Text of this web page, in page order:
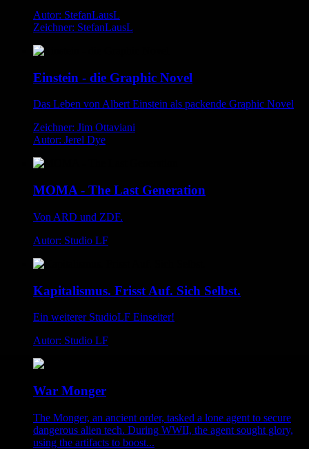
Autor: StefanLausL
Zeichner: StefanLausL
Einstein - die Graphic Novel
Das Leben von Albert Einstein als packende Graphic Novel
Zeichner: Jim Ottaviani
Autor: Jerel Dye
MOMA - The Last Generation
Von ARD und ZDF.
Autor: Studio LF
Kapitalismus. Frisst Auf. Sich Selbst.
Ein weiterer StudioLF Einseiter!
Autor: Studio LF
War Monger
The Monger, an ancient order, tasked a lone agent to secure
dangerous alien tech. During WWII, the agent sought glory,
using the artifacts to boost...